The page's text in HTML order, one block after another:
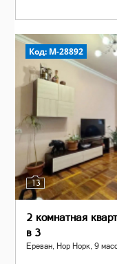
13
Код: M-28892
2 комнатная
в 3
Ереван, Нор Норк, 9